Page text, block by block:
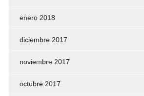
enero 2018
diciembre 2017
noviembre 2017
octubre 2017